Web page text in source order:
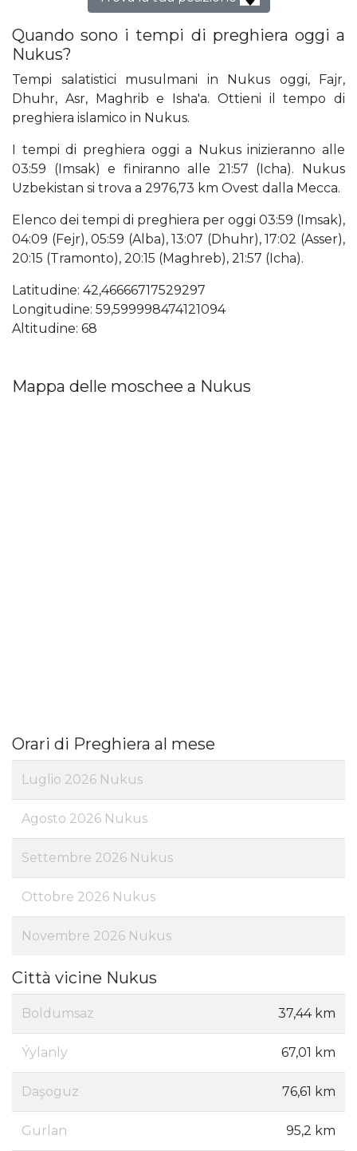
Quando sono i tempi di preghiera oggi a
Nukus?
Tempi salatistici musulmani in Nukus oggi, Fajr,
Dhuhr, Asr, Maghrib e Isha'a. Ottieni il tempo di
preghiera islamico in Nukus.
I tempi di preghiera oggi a Nukus inizieranno alle
03:59 (Imsak) e finiranno alle 21:57 (Icha). Nukus
Uzbekistan si trova a 2976,73 km Ovest dalla Mecca.
Elenco dei tempi di preghiera per oggi 03:59 (Imsak),
04:09 (Fejr), 05:59 (Alba), 13:07 (Dhuhr), 17:02 (Asser),
20:15 (Tramonto), 20:15 (Maghreb), 21:57 (Icha).
Latitudine: 42,46666717529297
Longitudine: 59,599998474121094
Altitudine: 68
Mappa delle moschee a Nukus
Orari di Preghiera al mese
Luglio 2026 Nukus
Agosto 2026 Nukus
Settembre 2026 Nukus
Ottobre 2026 Nukus
Novembre 2026 Nukus
Città vicine Nukus
Boldumsaz 37,44 km
Ýylanly 67,01 km
Daşoguz 76,61 km
Gurlan 95,2 km